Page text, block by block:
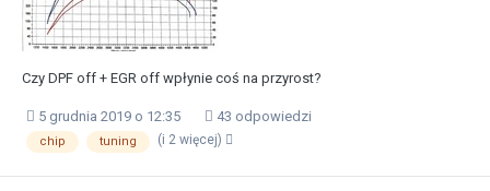
Czy DPF off + EGR off wpłynie coś na przyrost?
5 grudnia 2019 o 12:35 43 odpowiedzi
chip tuning (i 2 więcej)